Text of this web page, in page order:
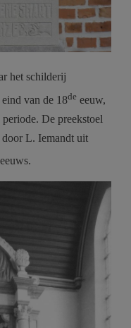
het schilderij
van de 18de eeuw,
De preekstoel
door L. Iemandt uit
eeuws.
sint-niklaas